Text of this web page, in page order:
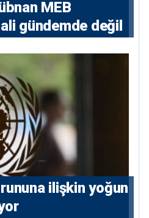
MEB
gündemde değil
ilişkin yoğun